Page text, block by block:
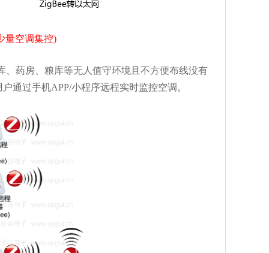
量空调集控)
药房、粮库等无人值守环境且不方便布线没有
通过手机APP/小程序远程实时监控空调。